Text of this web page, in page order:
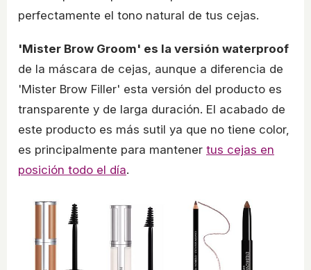
perfectamente el tono natural de tus cejas.
'Mister Brow Groom' es la versión waterproof
de la máscara de cejas, aunque a diferencia de
'Mister Brow Filler' esta versión del producto es
transparente y de larga duración. El acabado de
este producto es más sutil ya que no tiene color,
es principalmente para mantener tus cejas en
posición todo el día.